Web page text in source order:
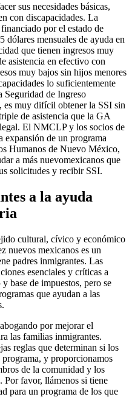
sus necesidades básicas,
con discapacidades. La
por el estado de
mensuales de ayuda en
que tienen ingresos muy
asistencia en efectivo con
muy bajos sin hijos menores
lo suficientemente
Seguridad de Ingreso
es muy difícil obtener la SSI sin
de asistencia que la GA
El NMCLP y los socios de
expansión de un programa
Humanos de Nuevo México,
a más nuevomexicanos que
solicitudes y recibir SSI.
a la ayuda
cultural, cívico y económico
nuevos mexicanos es un
padres inmigrantes. Las
esenciales y críticas a
base de impuestos, pero se
que ayudan a las
por mejorar el
las familias inmigrantes.
reglas que determinan si los
y proporcionamos
de la comunidad y los
Por favor, llámenos si tiene
para un programa de los que